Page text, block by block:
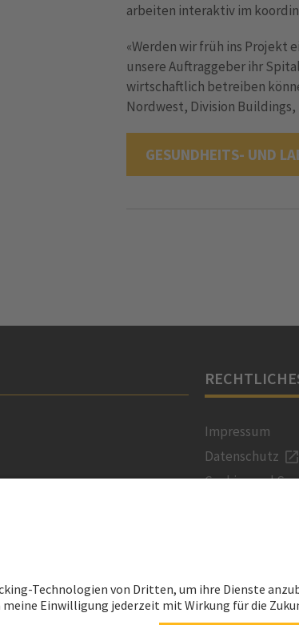
arbeiten interaktiv im
«Werden wir früh ins Projekt
unsere Auftraggeber ihr
wirtschaftlich betreiben
Nordwest, Division Buildings,
GESUNDHEITS- UND
Impressum
Datenschutz
Cookie- und